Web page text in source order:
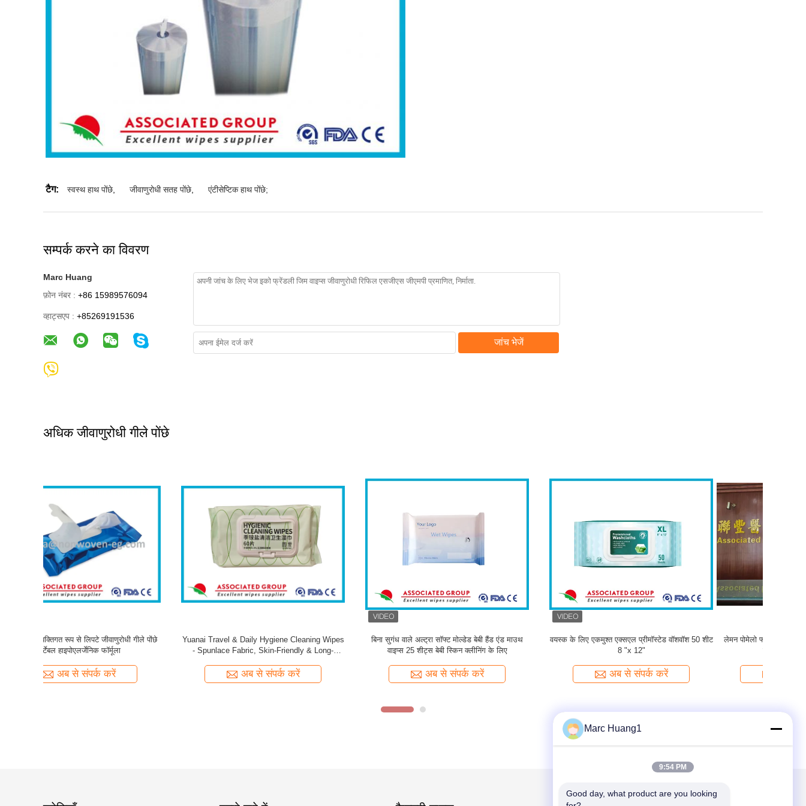
टैग: स्वस्थ हाथ पोंछे जीवाणुरोधी सतह पोंछे एंटीसेप्टिक हाथ पोंछे;
सम्पर्क करने का विवरण
Marc Huang
फ़ोन नंबर : +86 15989576094
व्हाट्सएप : +85269191536
जांच भेजें
अधिक जीवाणुरोधी गीले पोंछे
लेमन पोमेलो फ्लेवर किचन क्लीनिंग वेट वाइप्स 60 ग्राम
स्पुनलेस नॉनवॉवन फैब्रिक
अब से संपर्क करें
स्मॉल डॉट फ्रेश लेमन फ्लोर क्लीनिंग वाइप्स 50 ग्राम
स्पुनलेस नॉनवॉवन फैब्रिक
अब से संपर्क करें
वेट जिम इक्विपमेंट वाइप्स
अब से संपर्क करें
व्यक्तिगत रूप से पैक किए गए हाथ पोंछे जीवाणुरोधी यात्रा
अब से संपर्क करें
Marc Huang1
9:54 PM
Good day, what product are you looking